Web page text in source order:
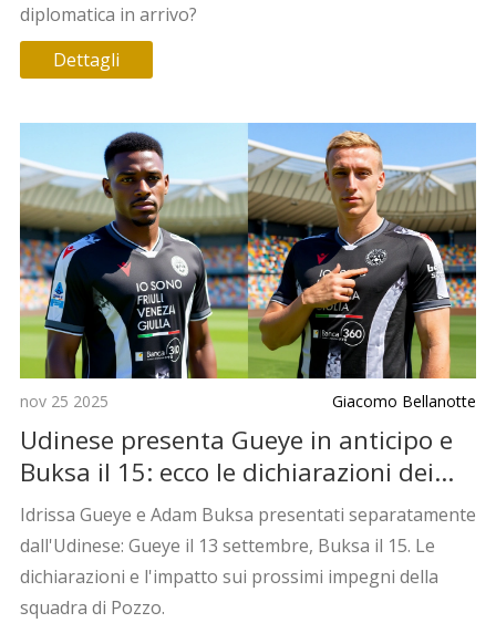
diplomatica in arrivo?
Dettagli
nov 25 2025 Giacomo Bellanotte
Udinese presenta Gueye in anticipo e
Buksa il 15: ecco le dichiarazioni dei
nuovi acquisti
Idrissa Gueye e Adam Buksa presentati separatamente
dall'Udinese: Gueye il 13 settembre, Buksa il 15. Le
dichiarazioni e l'impatto sui prossimi impegni della
squadra di Pozzo.